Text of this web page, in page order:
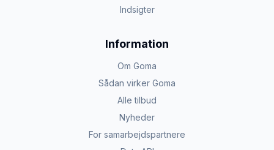
Indsigter
Information
Om Goma
Sådan virker Goma
Alle tilbud
Nyheder
For samarbejdspartnere